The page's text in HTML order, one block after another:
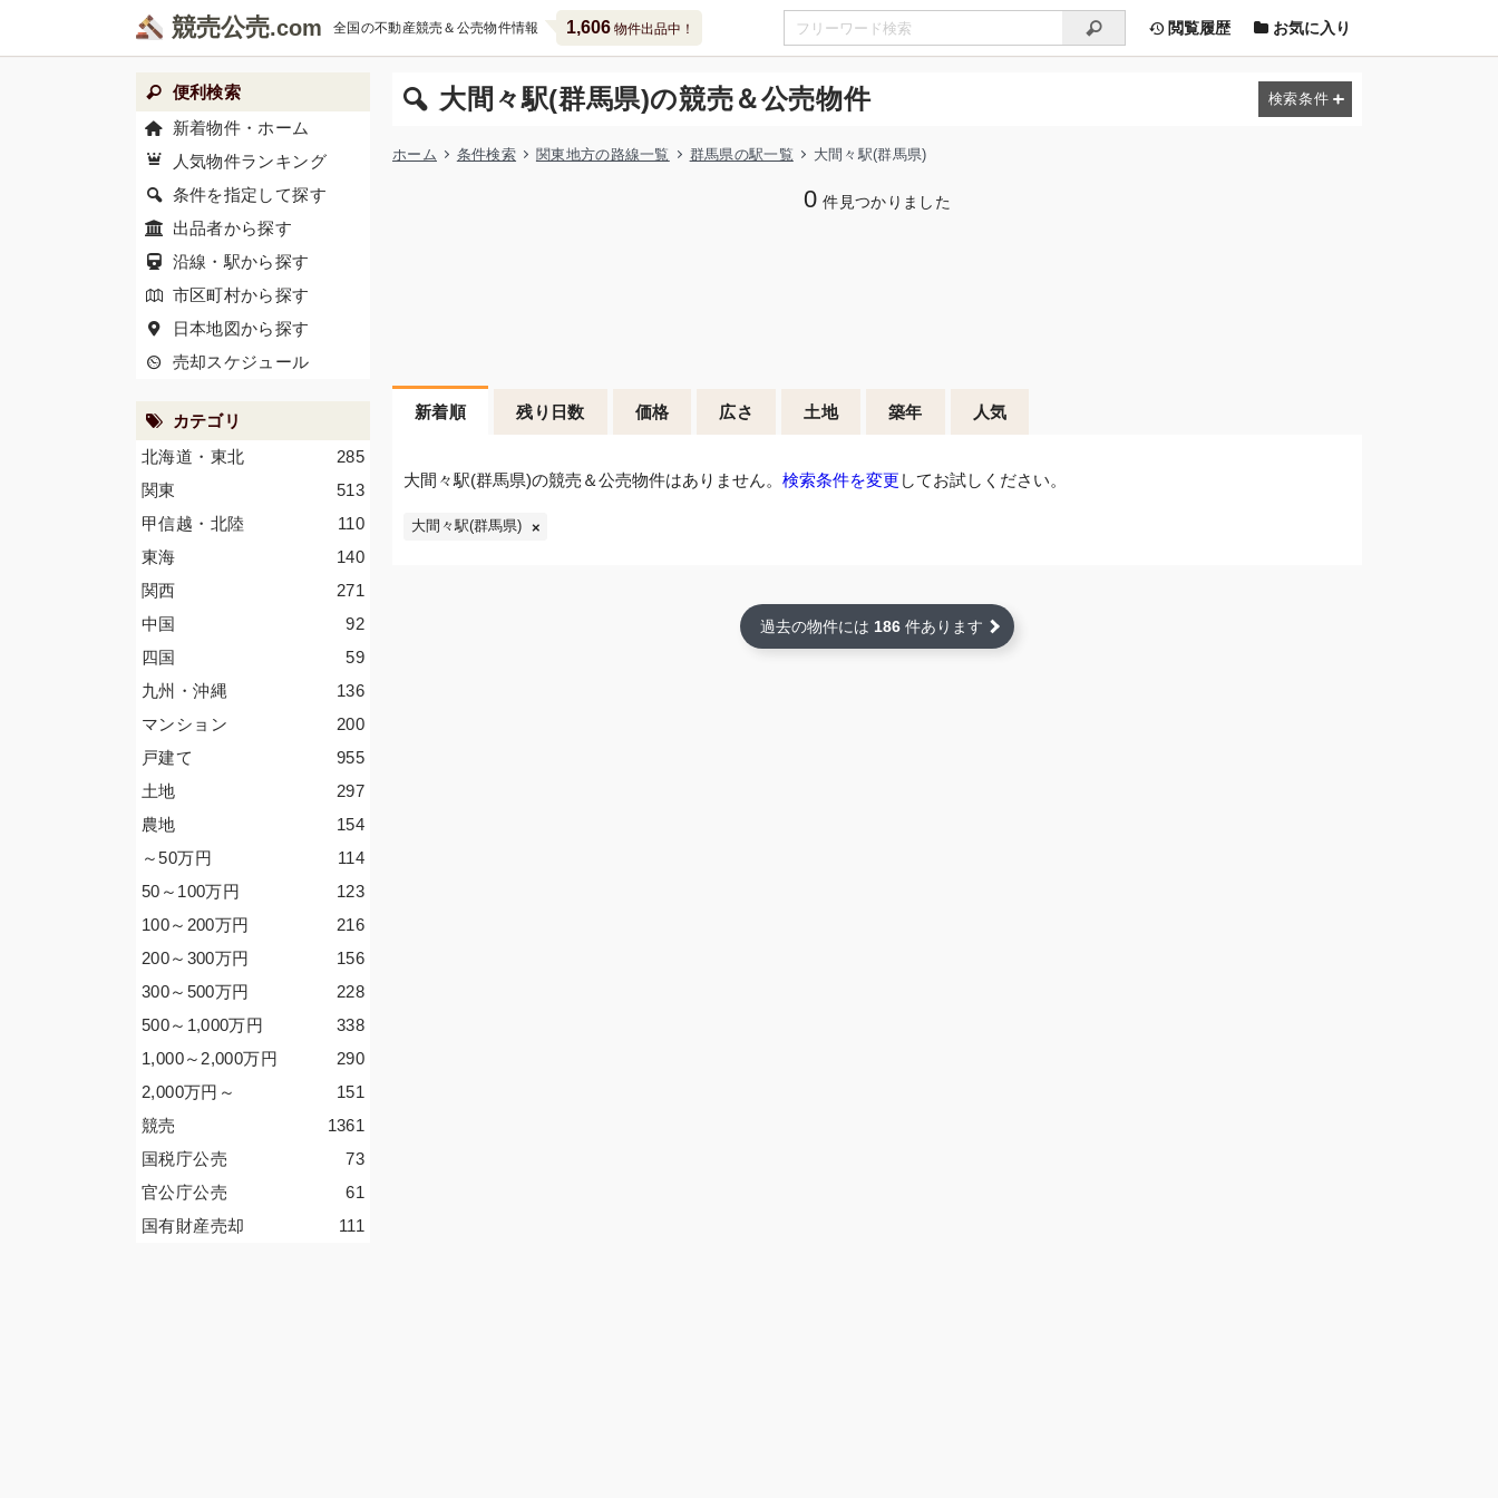
競売公売 全国の不動産競売＆公売物件情報 1,606物件出品中！ 閲覧履歴 お気に入り
大間々駅(群馬県)の競売＆公売物件
ホーム 条件検索 関東地方の路線一覧 群馬県の駅一覧 大間々駅(群馬県)
0 件見つかりました
新着順 残り日数 価格 広さ 土地 築年 人気
大間々駅(群馬県)の競売＆公売物件はありません。 検索条件を変更 してお試しください。
大間々駅(群馬県)
過去の物件には 186 件あります
便利検索
新着物件・ホーム
人気物件ランキング
条件を指定して探す
出品者から探す
沿線・駅から探す
市区町村から探す
日本地図から探す
売却スケジュール
カテゴリ
285
北海道・東北
513
関東
110
甲信越・北陸
140
東海
271
関西
92
中国
59
四国
136
九州・沖縄
200
マンション
955
戸建て
297
土地
154
農地
114
～50万円
123
50～100万円
216
100～200万円
156
200～300万円
228
300～500万円
338
500～1,000万円
290
1,000～2,000万円
151
2,000万円 ～
1361
競売
73
国税庁公売
61
官公庁公売
111
国有財産売却